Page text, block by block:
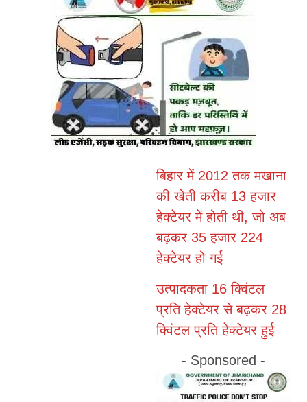
बिहार में 2012 तक मखाना
की खेती करीब 13 हजार
हेक्टेयर में होती थी, जो अब
बढ़कर 35 हजार 224
हेक्टेयर हो गई
उत्पादकता 16 क्विंटल
प्रति हेक्टेयर से बढ़कर 28
क्विंटल प्रति हेक्टेयर हुई
- Sponsored -